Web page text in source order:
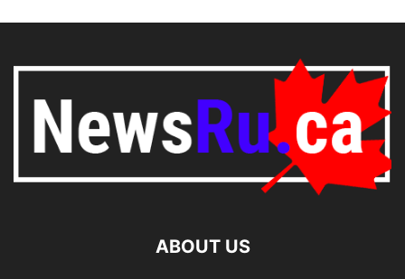
ABOUT US